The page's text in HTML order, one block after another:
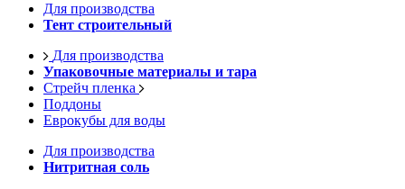
Для производства
Тент строительный
Для производства
Упаковочные материалы и тара
Стрейч пленка
Поддоны
Еврокубы для воды
Для производства
Нитритная соль